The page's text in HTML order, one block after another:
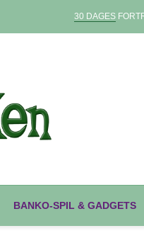
30 DAGES
BANKO-SPIL & GADGETS